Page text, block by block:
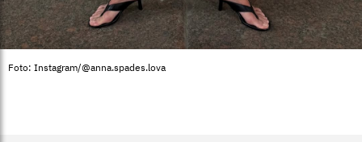
Foto: Instagram/@anna.spades.lova